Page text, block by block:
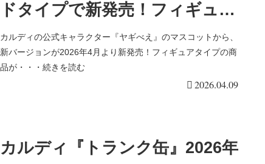
ドタイプで新発売！フィギュア
は全6種類！店頭、オンライン
も！ケンエレファントが製造元
でクオリティも高いと大人気！
カルディの公式キャラクター『ヤギべえ』のマスコットから、
新バージョンが2026年4月より新発売！フィギュアタイプの商
品が・・・続きを読む
2026.04.09
カルディ『トランク缶』2026年